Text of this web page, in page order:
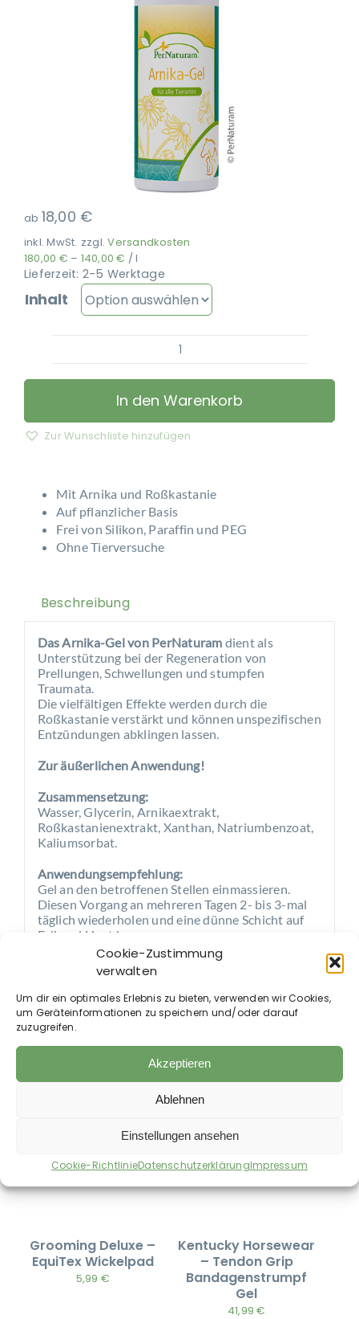
Cookie-Zustimmung
verwalten
Um dir ein optimales Erlebnis zu bieten, verwenden wir Cookies,
um Geräteinformationen zu speichern und/oder darauf
zuzugreifen.
Akzeptieren
Ablehnen
Einstellungen ansehen
Cookie-RichtlinieDatenschutzerklärungImpressum
ab 18,00 €
inkl. MwSt. zzgl.Versandkosten
180,00 € – 140,00€ /l
Lieferzeit: 2-5 Werktage
Inhalt
PerNaturam
–
Arnika-
Menge
In den Warenkorb
Zur Wunschliste hinzufügen
Mit Arnika und Roßkastanie
Auf pflanzlicher Basis
Frei von Silikon, Paraffin und PEG
Ohne Tierversuche
Beschreibung
Das Arnika-Gel von PerNaturam dient als
Unterstützung bei der Regeneration von
Prellungen, Schwellungen und stumpfen
Traumata.
Die vielfältigen Effekte werden durch die
Roßkastanie verstärkt und können unspezifischen
Entzündungen abklingen lassen.
Zur äußerlichen Anwendung!
Zusammensetzung:
Wasser, Glycerin, Arnikaextrakt,
Roßkastanienextrakt, Xanthan, Natriumbenzoat,
Kaliumsorbat.
Anwendungsempfehlung:
Gel an den betroffenen Stellen einmassieren.
Diesen Vorgang an mehreren Tagen 2- bis 3-mal
täglich wiederholen und eine dünne Schicht auf
Fell und Haut lassen.
Auch im Shop erhältlich:
Grooming Deluxe –
EquiTex Wickelpad
5,99 €
Kentucky Horsewear
– Tendon Grip
Bandagenstrumpf
Gel
41,99€